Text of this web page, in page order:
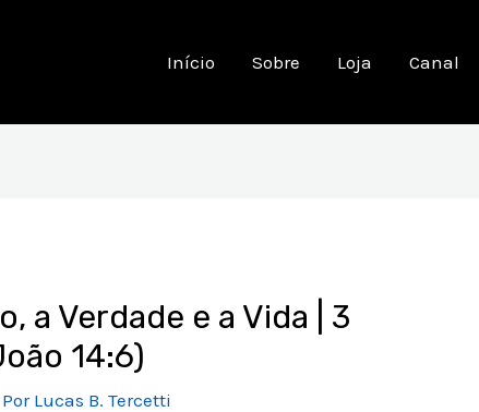
Início Sobre Loja Canal
a Verdade e a Vida | 3
14:6)
Lucas B. Tercetti